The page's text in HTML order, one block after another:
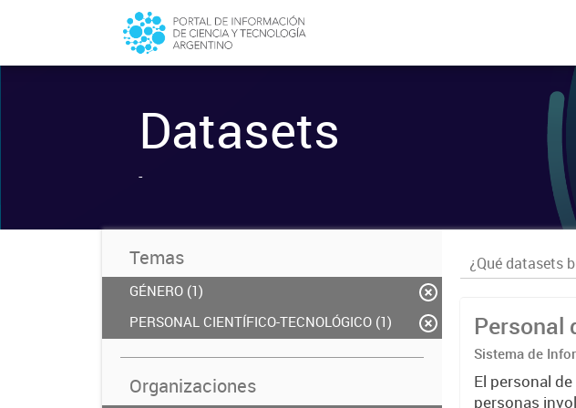
Datasets
-
Temas
GÉNERO (1)
PERSONAL CIENTÍFICO-TECNOLÓGICO (1)
Organizaciones
Personal
Sistema de
El personal
personas